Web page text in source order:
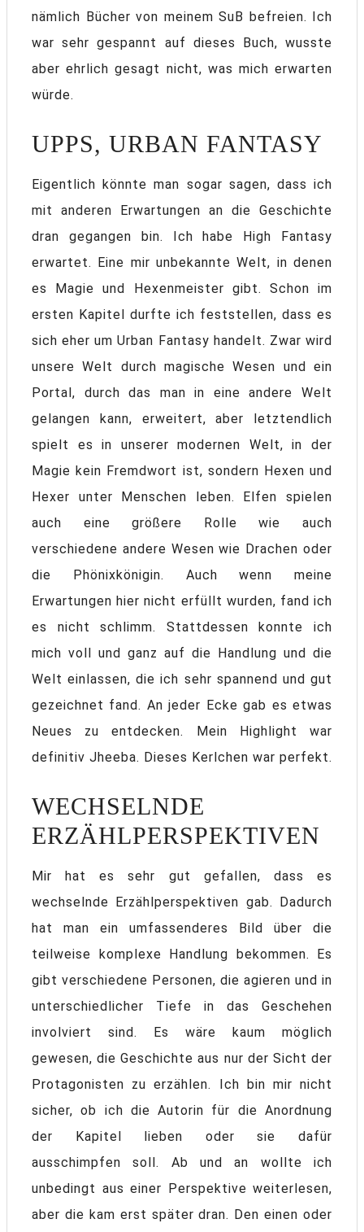
nämlich Bücher von meinem SuB befreien. Ich
war sehr gespannt auf dieses Buch, wusste
aber ehrlich gesagt nicht, was mich erwarten
würde.
UPPS, URBAN FANTASY
Eigentlich könnte man sogar sagen, dass ich
mit anderen Erwartungen an die Geschichte
dran gegangen bin. Ich habe High Fantasy
erwartet. Eine mir unbekannte Welt, in denen
es Magie und Hexenmeister gibt. Schon im
ersten Kapitel durfte ich feststellen, dass es
sich eher um Urban Fantasy handelt. Zwar wird
unsere Welt durch magische Wesen und ein
Portal, durch das man in eine andere Welt
gelangen kann, erweitert, aber letztendlich
spielt es in unserer modernen Welt, in der
Magie kein Fremdwort ist, sondern Hexen und
Hexer unter Menschen leben. Elfen spielen
auch eine größere Rolle wie auch
verschiedene andere Wesen wie Drachen oder
die Phönixkönigin. Auch wenn meine
Erwartungen hier nicht erfüllt wurden, fand ich
es nicht schlimm. Stattdessen konnte ich
mich voll und ganz auf die Handlung und die
Welt einlassen, die ich sehr spannend und gut
gezeichnet fand. An jeder Ecke gab es etwas
Neues zu entdecken. Mein Highlight war
definitiv Jheeba. Dieses Kerlchen war perfekt.
WECHSELNDE
ERZÄHLPERSPEKTIVEN
Mir hat es sehr gut gefallen, dass es
wechselnde Erzählperspektiven gab. Dadurch
hat man ein umfassenderes Bild über die
teilweise komplexe Handlung bekommen. Es
gibt verschiedene Personen, die agieren und in
unterschiedlicher Tiefe in das Geschehen
involviert sind. Es wäre kaum möglich
gewesen, die Geschichte aus nur der Sicht der
Protagonisten zu erzählen. Ich bin mir nicht
sicher, ob ich die Autorin für die Anordnung
der Kapitel lieben oder sie dafür
ausschimpfen soll. Ab und an wollte ich
unbedingt aus einer Perspektive weiterlesen,
aber die kam erst später dran. Den einen oder